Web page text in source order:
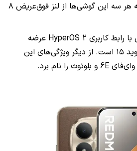
دارند. شایان ذکر است که هر سه این گوشی‌ها از لنز فوق‌عریض ۸
هر سه میان‌رده شیائومی با رابط کاربری HyperOS 2 عرضه
می‌شوند که مبتنی‌بر اندروید ۱۵ است. از دیگر ویژگی‌های این